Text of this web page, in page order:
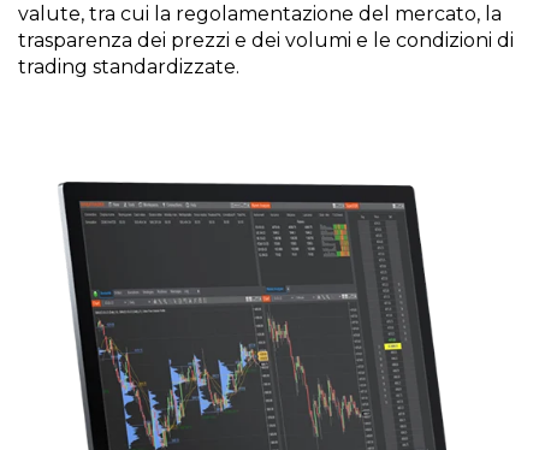
valute, tra cui la regolamentazione del mercato, la
trasparenza dei prezzi e dei volumi e le condizioni di
trading standardizzate.